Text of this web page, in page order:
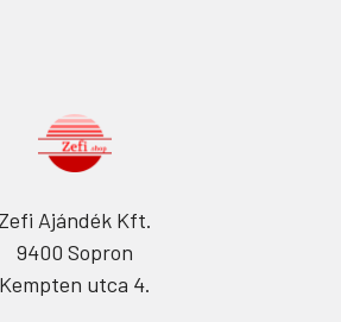
Zefi Ajándék Kft.
9400 Sopron
Kempten utca 4.